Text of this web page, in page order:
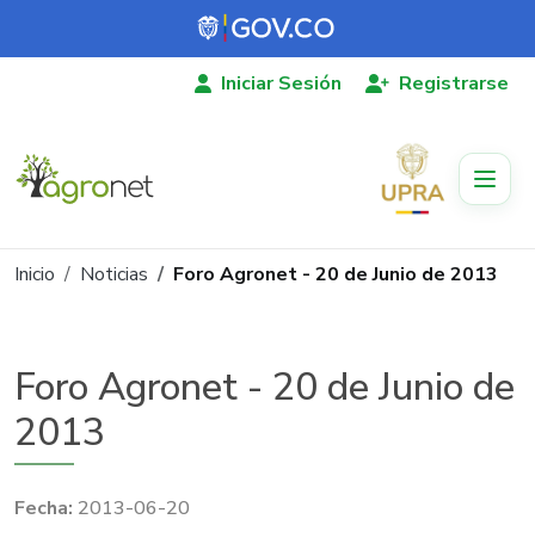
Pasar al contenido principal
Iniciar Sesión Registrarse
Ruta de navegación
Inicio Noticias Foro Agronet - 20 de Junio de 2013
Foro Agronet - 20 de Junio de
2013
2013-06-20